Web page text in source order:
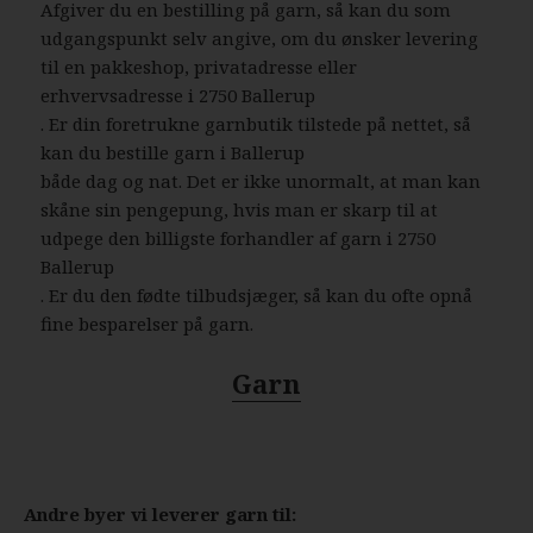
Afgiver du en bestilling på garn, så kan du som
udgangspunkt selv angive, om du ønsker levering
til en pakkeshop, privatadresse eller
erhvervsadresse i 2750 Ballerup
. Er din foretrukne garnbutik tilstede på nettet, så
kan du bestille garn i Ballerup
både dag og nat. Det er ikke unormalt, at man kan
skåne sin pengepung, hvis man er skarp til at
udpege den billigste forhandler af garn i 2750
Ballerup
. Er du den fødte tilbudsjæger, så kan du ofte opnå
fine besparelser på garn.
Garn
Andre byer vi leverer garn til: